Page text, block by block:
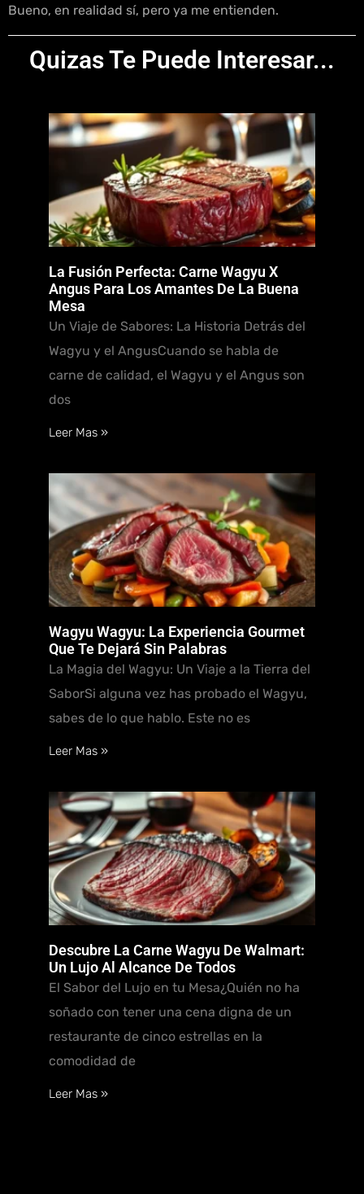
Bueno, en realidad sí, pero ya me entienden.
Quizas Te Puede Interesar...
La Fusión Perfecta: Carne Wagyu X
Angus Para Los Amantes De La Buena
Mesa
Un Viaje de Sabores: La Historia Detrás del
Wagyu y el AngusCuando se habla de
carne de calidad, el Wagyu y el Angus son
dos
Leer Mas »
Wagyu Wagyu: La Experiencia Gourmet
Que Te Dejará Sin Palabras
La Magia del Wagyu: Un Viaje a la Tierra del
SaborSi alguna vez has probado el Wagyu,
sabes de lo que hablo. Este no es
Leer Mas »
Descubre La Carne Wagyu De Walmart:
Un Lujo Al Alcance De Todos
El Sabor del Lujo en tu Mesa¿Quién no ha
soñado con tener una cena digna de un
restaurante de cinco estrellas en la
comodidad de
Leer Mas »